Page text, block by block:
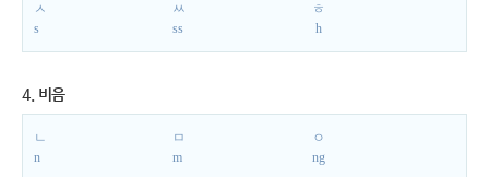
ㅅ
s
ㅆ
ss
ㅎ
h
4. 비음
ㄴ
n
ㅁ
m
ㅇ
ng